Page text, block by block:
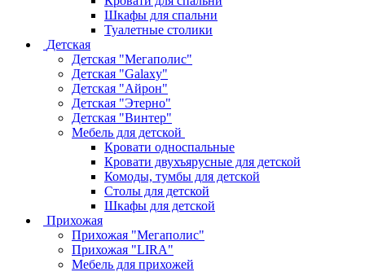
Шкафы для спальни
Туалетные столики
Детская
Детская "Мегаполис"
Детская "Galaxy"
Детская "Айрон"
Детская "Этерно"
Детская "Винтер"
Мебель для детской
Кровати односпальные
Кровати двухъярусные для детской
Комоды, тумбы для детской
Столы для детской
Шкафы для детской
Прихожая
Прихожая "Мегаполис"
Прихожая "LIRA"
Мебель для прихожей